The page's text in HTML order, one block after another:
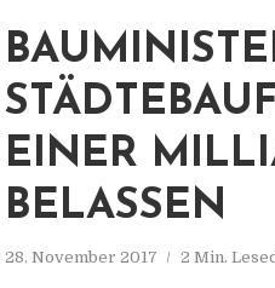
EINER
BELASSEN
28. November 2017 2 Min.